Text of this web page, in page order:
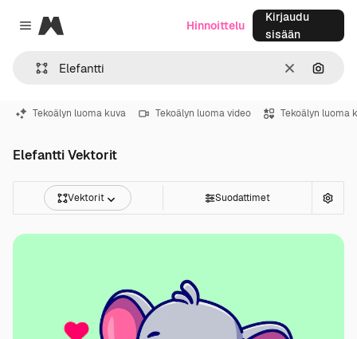
Close menu
Magnific
SelkeäHae
Hinnoittelu
Kirjaudu
sisään
Tekoälyn luoma kuva Tekoälyn luoma video Tekoälyn luoma
Elefantti Vektorit
Vektorit Suodattimet